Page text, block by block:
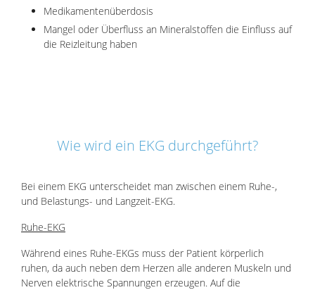
Medikamentenüberdosis
Mangel oder Überfluss an Mineralstoffen die Einfluss auf
die Reizleitung haben
Wie wird ein EKG durchgeführt?
Bei einem EKG unterscheidet man zwischen einem Ruhe-,
und Belastungs- und Langzeit-EKG.
Ruhe-EKG
Während eines Ruhe-EKGs muss der Patient körperlich
ruhen, da auch neben dem Herzen alle anderen Muskeln und
Nerven elektrische Spannungen erzeugen. Auf die